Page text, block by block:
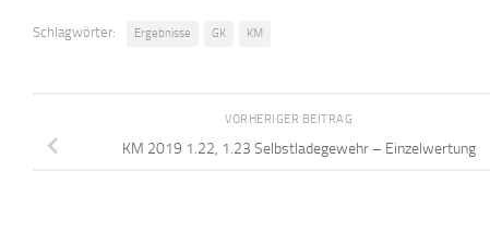
Schlagwörter: Ergebnisse GK KM
VORHERIGER BEITRAG
KM 2019 1.22, 1.23 Selbstladegewehr – Einzelwertung